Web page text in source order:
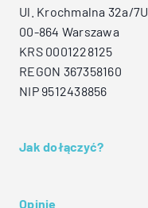
Ul. Krochmalna 32a/7U
00-864 Warszawa
KRS 0001228125
REGON 367358160
NIP 9512438856
Jak dołączyć?
Opinie